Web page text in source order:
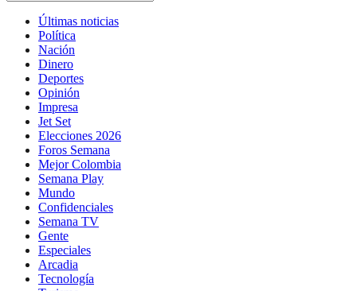
Últimas noticias
Política
Nación
Dinero
Deportes
Opinión
Impresa
Jet Set
Elecciones 2026
Foros Semana
Mejor Colombia
Semana Play
Mundo
Confidenciales
Semana TV
Gente
Especiales
Arcadia
Tecnología